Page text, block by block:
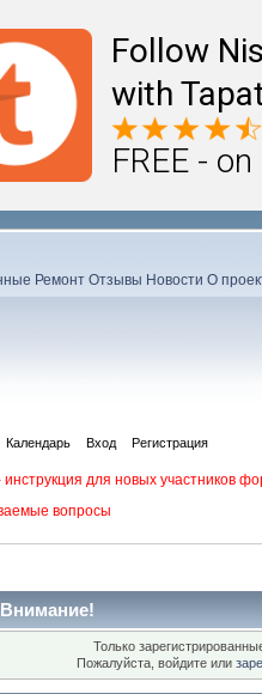
Follow
with
FREE -
Ремонт Отзывы Новости О
Календарь Вход Регистрация
инструкция для новых участников
вопросы
Внимание!
Только
Пожалуйста, войдите или